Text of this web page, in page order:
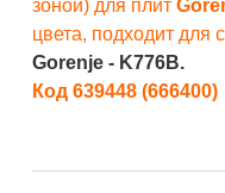
зоной) для плит
цвета, подходит для
Gorenje - K776B.
Код 639448 (666400)